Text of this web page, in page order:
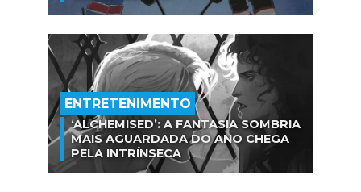
ENTRETENIMENTO
‘ALCHEMISED’: A FANTASIA SOMBRIA
MAIS AGUARDADA DO ANO CHEGA
PELA INTRÍNSECA